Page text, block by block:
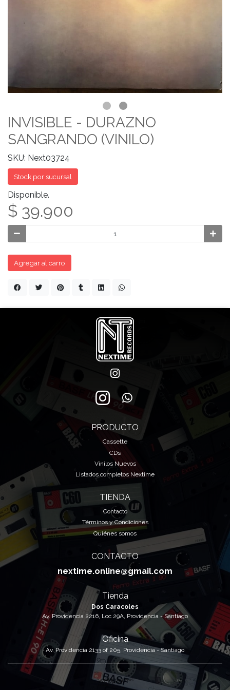
INVISIBLE - DURAZNO
SANGRANDO (VINILO)
SKU: Next03724
Stock por sucursal
Disponible.
$ 39.900
Agregar al carro
PRODUCTO
Cassette
CDs
Vinilos Nuevos
Listados completos Nextime
TIENDA
Contacto
Términos y Condiciones
Quiénes somos
CONTACTO
nextime.online@gmail.com
Tienda
Dos Caracoles
Av. Providencia 2216, Loc 29A, Providencia - Santiago
Oficina
Av. Providencia 2133 of 205, Providencia - Santiago